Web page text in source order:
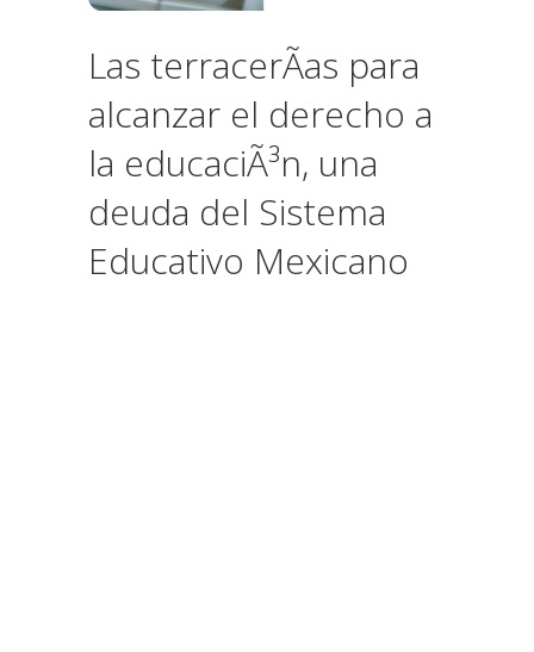
Las terracerÃ­as para
alcanzar el derecho a
la educaciÃ³n, una
deuda del Sistema
Educativo Mexicano